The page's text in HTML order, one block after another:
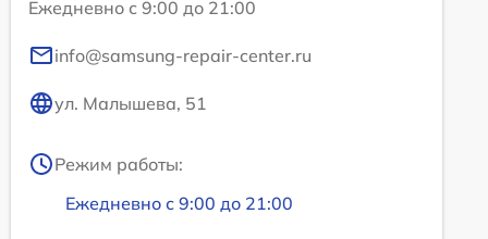
Ежедневно с 9:00 до 21:00
info@samsung-repair-center.ru
ул. Малышева, 51
Режим работы:
Ежедневно с 9:00 до 21:00